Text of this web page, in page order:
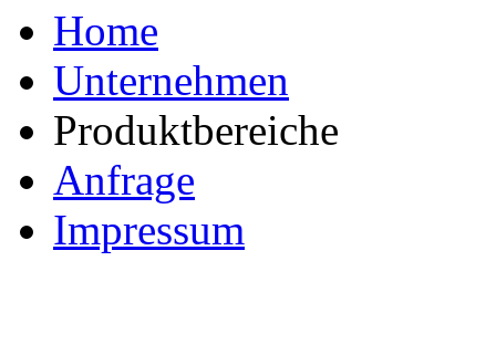
Home
Unternehmen
Produktbereiche
Anfrage
Impressum